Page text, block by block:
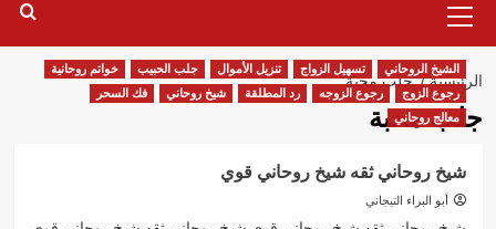
الرئيسية
الرئيسية جلب محبة
جلب محبة
الشيخ الروحاني تسهيل الزواج تنزيل الأموال جلب الحبيب
خواتم روحانية
رجوع الزوج
رجوع الزوجه رد المطلقة شيخ روحاني
فك السحر
معالج روحاني
شيخ روحاني ثقه شيخ روحاني قوي
أبو البراء التيجاني